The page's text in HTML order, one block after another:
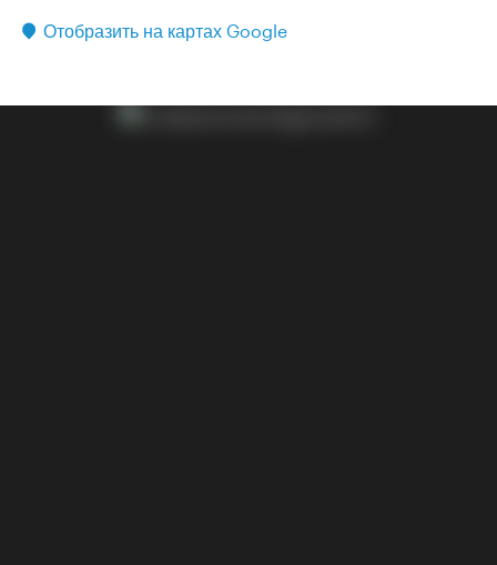
Отобразить на картах Google